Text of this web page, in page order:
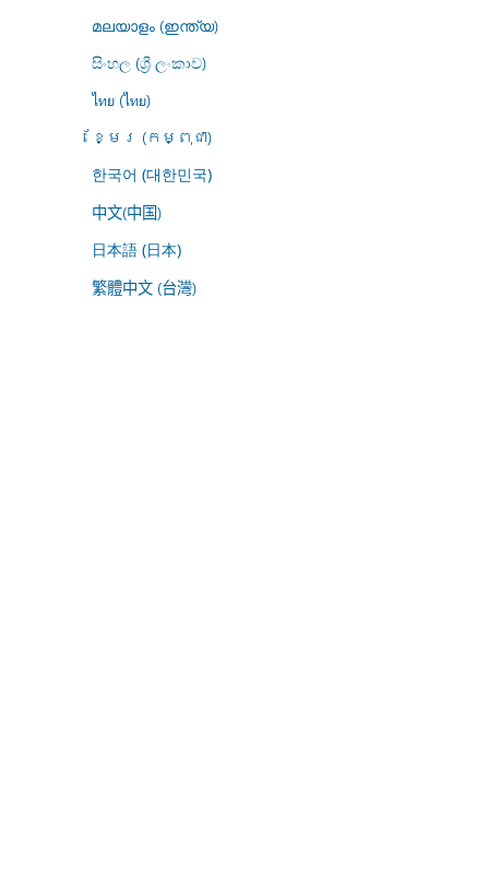
മലയാളം (ഇന്ത്യ)
සිංහල (ශ්‍රී ලංකාව)
ไทย (ไทย)
ខ្មែរ (កម្ពុជា)
한국어 (대한민국)
中文(中国)
日本語 (日本)
繁體中文 (台灣)